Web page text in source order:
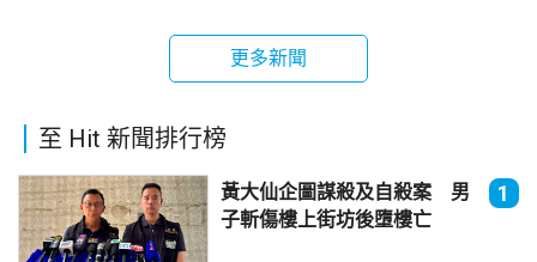
更多新聞
至 Hit 新聞排行榜
黃大仙企圖謀殺及自殺案 男
子斬傷樓上街坊後墮樓亡
1